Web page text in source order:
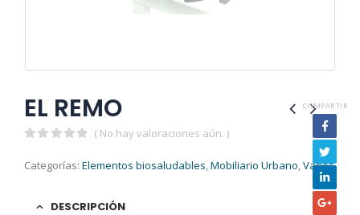
EL REMO
( No hay valoraciones aún. )
Categorías: Elementos biosaludables,Mobiliario Urbano,Varios
COMPARTIR
DESCRIPCIÓN